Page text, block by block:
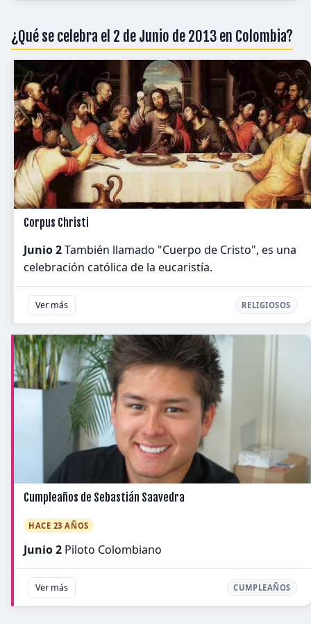
¿Qué se celebra el 2 de Junio de 2013 en Colombia?
Corpus Christi
Junio 2También llamado "Cuerpo de Cristo", es una
celebración católica de la eucaristía.
Ver más RELIGIOSOS
Cumpleaños de Sebastián Saavedra
HACE 23 AÑOS
Junio 2 Piloto Colombiano
Ver más CUMPLEAÑOS